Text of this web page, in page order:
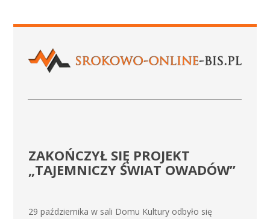
ZAKOŃCZYŁ SIĘ PROJEKT
„TAJEMNICZY ŚWIAT OWADÓW”
29 października w sali Domu Kultury odbyło się